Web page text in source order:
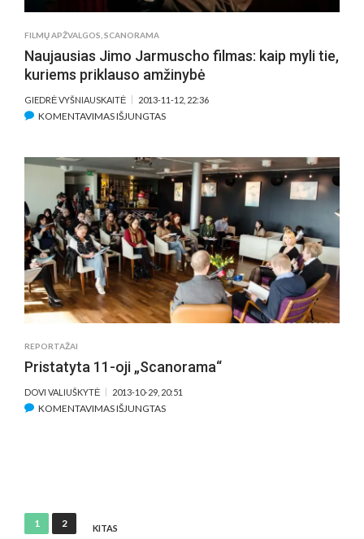
FILMŲ APŽVALGOS,SCANORAMA
Naujausias Jimo Jarmuscho filmas: kaip myli tie,
kuriems priklauso amžinybė
GIEDRĖ VYŠNIAUSKAITĖ 2013-11-12, 22:36
KOMENTAVIMAS IŠJUNGTASĮRAŠE
JARMUSCHO
FILMAS:
KAIP
MYLI
TIE,
KURIEMS
PRIKLAUSO
AMŽINYBĖ
REPORTAŽAI
Pristatyta 11-oji „Scanorama“
DOVI VALIUŠKYTĖ 2013-10-29, 20:51
KOMENTAVIMAS IŠJUNGTASĮRAŠE
Įrašų
1 2 KITAS